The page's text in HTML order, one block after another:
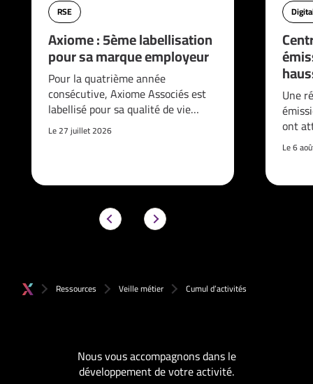
RSE
Axiome : 5ème labellisation
pour sa marque employeur
Pour la quatrième année
consécutive, Axiome Associés est
labellisé pour sa qualité de vie…
Le 27 juillet 2026
Une
ont
Le 6
Ressources Veille métier Cumul d’activités
Nous vous accompagnons dans le
développement de votre activité.